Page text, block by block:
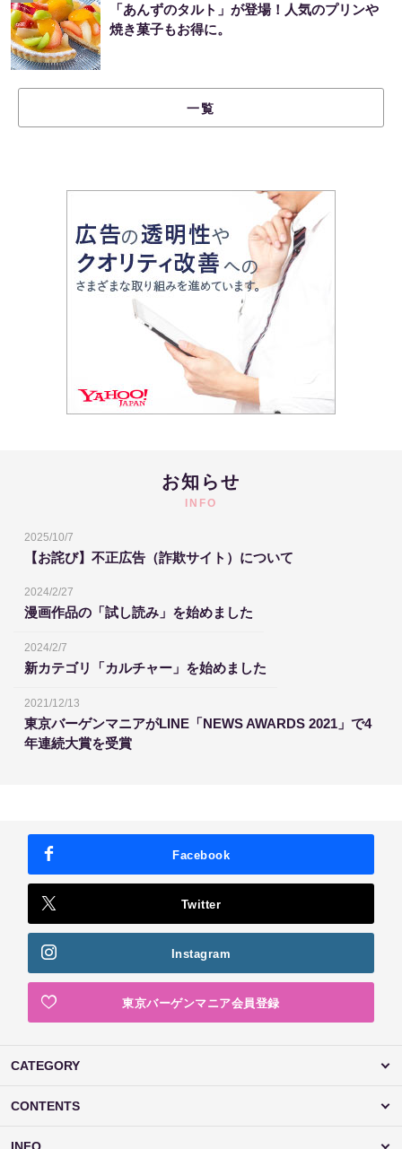
「あんずのタルト」が登場！人気のプリンや
焼き菓子もお得に。
一覧
お知らせ
INFO
2025/10/7
【お詫び】不正広告（詐欺サイト）について
2024/2/27
漫画作品の「試し読み」を始めました
2024/2/7
新カテゴリ「カルチャー」を始めました
2021/12/13
東京バーゲンマニアがLINE「NEWS AWARDS 2021」で4
年連続大賞を受賞
Facebook
Twitter
Instagram
東京バーゲンマニア会員登録
CATEGORY
CONTENTS
INFO